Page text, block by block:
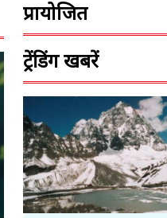
प्रायोजित
ट्रेंडिंग खबरें